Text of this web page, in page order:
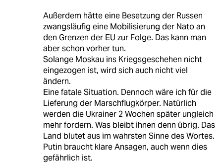
Außerdem hätte eine Besetzung der Russen
zwangsläufig eine Mobilisierung der Nato an
den Grenzen der EU zur Folge. Das kann man
aber schon vorher tun.
Solange Moskau ins Kriegsgeschehen nicht
eingezogen ist, wird sich auch nicht viel
ändern.
Eine fatale Situation. Dennoch wäre ich für die
Lieferung der Marschflugkörper. Natürlich
werden die Ukrainer 2 Wochen später ungleich
mehr fordern. Was bleibt ihnen denn übrig. Das
Land blutet aus im wahrsten Sinne des Wortes.
Putin braucht klare Ansagen, auch wenn dies
gefährlich ist.